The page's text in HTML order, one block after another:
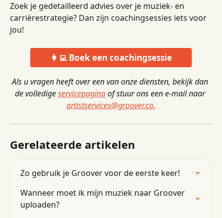
Zoek je gedetailleerd advies over je muziek- en
carrièrestrategie? Dan zijn coachingsessies iets voor
jou!
👩‍💻 Boek een coachingsessie
Als u vragen heeft over een van onze diensten, bekijk dan
de volledige servicepagina of stuur ons een e-mail naar
artistservices@groover.co.
Gerelateerde artikelen
Zo gebruik je Groover voor de eerste keer!
Wanneer moet ik mijn muziek naar Groover
uploaden?